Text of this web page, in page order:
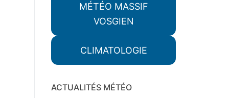
MÉTÉO MASSIF
VOSGIEN
CLIMATOLOGIE
ACTUALITÉS MÉTÉO